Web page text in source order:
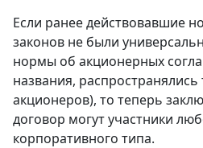
Если ранее действовавшие
законов не были
нормы об акционерных
названия, распространялись
акционеров), то теперь
договор могут участники
корпоративного типа.